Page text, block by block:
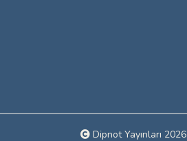
Dipnot Yayınları 2026